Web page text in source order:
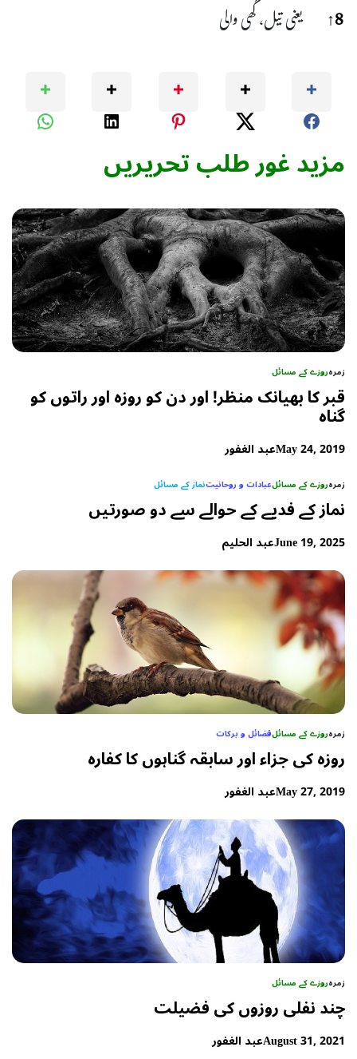
8
↑ یعنی تیل، گھی والی
مزید غور طلب تحریریں
زمرہروزے کے مسائل
قبر کا بھیانک منظر! اور دن کو روزہ اور راتوں کو
گناہ
May 24, 2019عبد الغفور
زمرہروزے کے مسائلعبادات و روحانیتنماز کے مسائل
نماز کے فدیے کے حوالے سے دو صورتیں
June 19, 2025عبد الحلیم
زمرہروزے کے مسائلفضائل و برکات
روزہ کی جزاء اور سابقہ گناہوں کا کفارہ
May 27, 2019عبد الغفور
زمرہروزے کے مسائل
چند نفلی روزوں کی فضیلت
August 31, 2021عبد الغفور